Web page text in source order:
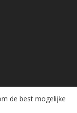
de best mogelijke